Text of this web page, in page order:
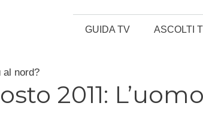
GUIDA TV ASCOLTI
al nord?
2011: L’uomo